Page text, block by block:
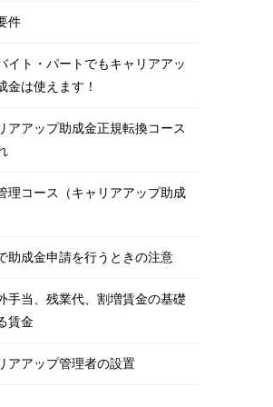
件
イト・パートでもキャリアアッ
金は使えます！
アアップ助成金正規転換コース
理コース（キャリアアップ助成
助成金申請を行うときの注意
手当、残業代、割増賃金の基礎
賃金
アアップ管理者の設置